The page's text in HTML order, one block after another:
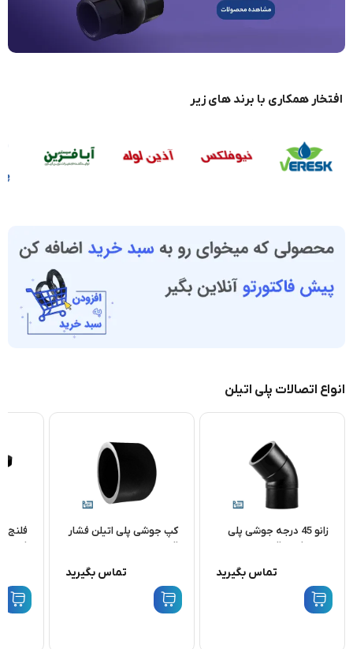
افتخار همکاری با برند های زیر
انواع اتصالات پلی اتیلن
زانو 45 درجه جوشی پلی
اتیلن فشار قوی
تماس بگیرید
کپ جوشی پلی اتیلن فشار
قوی
تماس بگیرید
فلنج
فشار